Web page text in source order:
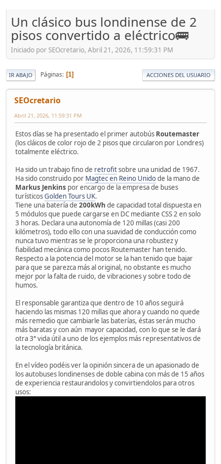
Un clásico bus londinense de 2
pisos convertido a eléctrico🚌
Iniciado por SEOcretario, Abril 21, 2026, 11:59:31 PM
IR ABAJO Páginas 1 ACCIONES DEL USUARIO
SEOcretario
Abril 21, 2026, 11:59:31 PM
Estos días se ha presentado el primer autobús Routemaster
(los cláicos de color rojo de 2 pisos que circularon por Londres)
totalmente eléctrico.
Ha sido un trabajo fino de retrofitsobre una unidad de 1967.
Ha sido construido por Magtec en Reino Unidode la mano de
Markus Jenkins por encargo de la empresa de buses
turísticosGolden Tours UK.
Tiene una batería de 200kWh de capacidad total dispuesta en
5 módulos que puede cargarse en DC mediante CSS 2 en solo
3 horas. Declara una autonomía de 120 millas (casi 200
kilómetros), todo ello con una suavidad de conducción como
nunca tuvo mientras se le proporciona una robustez y
fiabilidad mecánica como pocos Routemaster han tenido.
Respecto a la potencia del motor se la han tenido que bajar
para que se parezca más al original, no obstante es mucho
mejor por la falta de ruido, de vibraciones y sobre todo de
humos.
El responsable garantiza que dentro de 10 años seguirá
haciendo las mismas 120 millas que ahora y cuando no quede
más remedio que cambiarle las baterías, éstas serán mucho
más baratas y con aún mayor capacidad, con lo que se le dará
otra 3ª vida útil a uno de los ejemplos más representativos de
la tecnología británica.
En el vídeo podéis ver la opinión sincera de un apasionado de
los autobuses londinenses de doble cabina con más de 15 años
de experiencia restaurandolos y convirtiendolos para otros
usos: